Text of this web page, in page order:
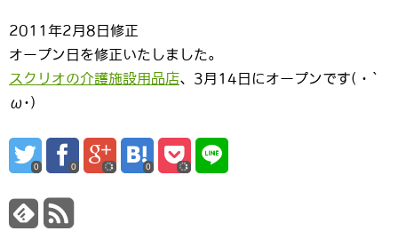
2011年2月8日修正
オープン日を修正いたしました。
スクリオの介護施設用品店、3月14日にオープンです( ･｀
ω･)
0 0 0